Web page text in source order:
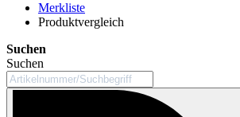
Merkliste
Produktvergleich
Suchen
Suchen